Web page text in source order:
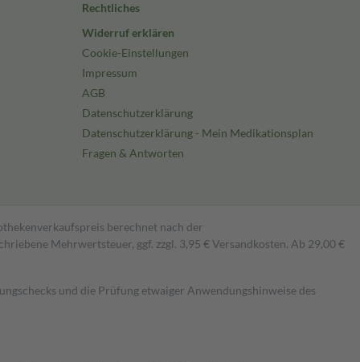
Rechtliches
Widerruf erklären
Cookie-Einstellungen
Impressum
AGB
Datenschutzerklärung
Datenschutzerklärung - Mein Medikationsplan
Fragen & Antworten
berechnet nach der
Mehrwertsteuer, ggf. zzgl. 3,95 € Versandkosten. Ab 29,00 €
und die Prüfung etwaiger Anwendungshinweise des